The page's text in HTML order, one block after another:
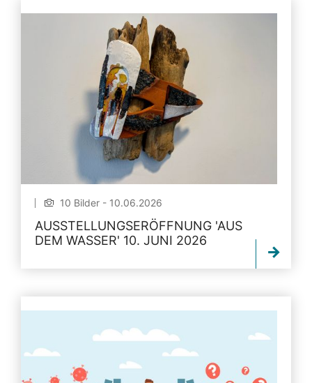
10 Bilder - 10.06.2026
AUSSTELLUNGSERÖFFNUNG 'AUS
DEM WASSER' 10. JUNI 2026